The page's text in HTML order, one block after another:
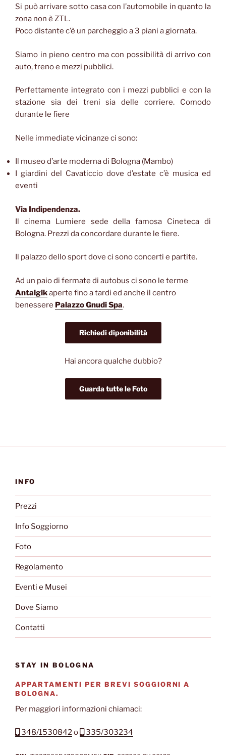
Si può arrivare sotto casa con l’automobile in quanto la
zona non è ZTL.
Poco distante c’è un parcheggio a 3 piani a giornata.
Siamo in pieno centro ma con possibilità di arrivo con
auto, treno e mezzi pubblici.
Perfettamente integrato con i mezzi pubblici e con la
stazione sia dei treni sia delle corriere. Comodo
durante le fiere
Nelle immediate vicinanze ci sono:
Il museo d’arte moderna di Bologna (Mambo)
I giardini del Cavaticcio dove d’estate c’è musica ed
eventi
Via Indipendenza.
Il cinema Lumiere sede della famosa Cineteca di
Bologna. Prezzi da concordare durante le fiere.
Il palazzo dello sport dove ci sono concerti e partite.
Ad un paio di fermate di autobus ci sono le terme
Antalgikaperte fino a tardi ed anche il centro
benessere Palazzo Gnudi Spa.
Richiedi diponibilità
Hai ancora qualche dubbio?
Guarda tutte le Foto
INFO
Prezzi
Info Soggiorno
Foto
Regolamento
Eventi e Musei
Dove Siamo
Contatti
STAY IN BOLOGNA
APPARTAMENTI PER BREVI SOGGIORNI A
BOLOGNA.
Per maggiori informazioni chiamaci:
348/1530842o 335/303234